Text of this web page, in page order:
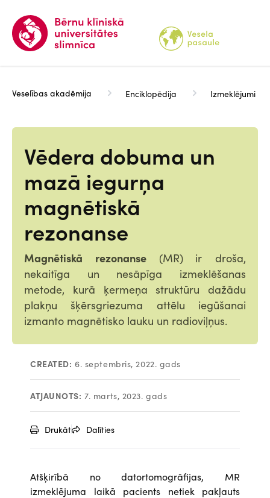
galveno
saturu
Veselības akadēmija Enciklopēdija Izmeklējumi
Vēdera dobuma un
mazā iegurņa
magnētiskā
rezonanse
Magnētiskā rezonanse (MR)
ir droša,
nekaitīga un nesāpīga izmeklēšanas
metode, kurā ķermeņa struktūru dažādu
plakņu šķērsgriezuma attēlu iegūšanai
izmanto magnētisko lauku un radioviļņus.
CREATED: 6. septembris, 2022. gads
ATJAUNOTS: 7. marts, 2023. gads
Drukāt Dalīties
Atšķirībā no datortomogrāfijas, MR
izmeklējuma laikā pacients netiek pakļauts